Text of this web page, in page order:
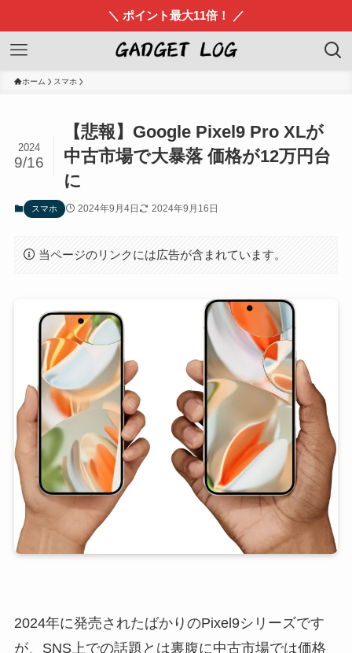
＼ ポイント最大11倍！ ／
ホーム スマホ
【悲報】Google Pixel9 Pro XLが
中古市場で大暴落 価格が12万円台
に
2024
9/16
スマホ 2024年9月4日 2024年9月16日
当ページのリンクには広告が含まれています。
2024年に発売されたばかりのPixel9シリーズです
が、SNS上での話題とは裏腹に中古市場では価格